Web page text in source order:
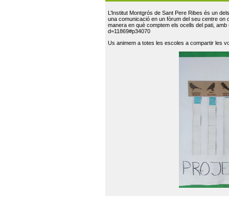
L’Institut Montgrós de Sant Pere Ribes és un
una comunicació en un fòrum del seu centre on
manera en què comptem els ocells del pati,
d=11869#p34070
Us animem a totes les escoles a compartir les